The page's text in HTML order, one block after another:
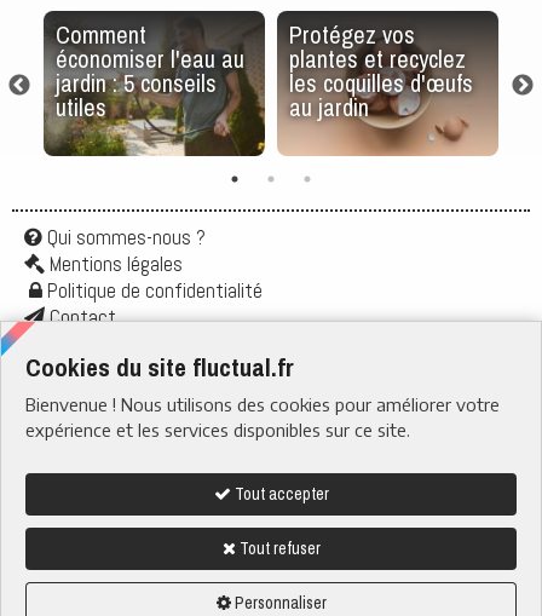
Cookies du site fluctual.fr
Bienvenue ! Nous utilisons des cookies pour améliorer votre
expérience et les services disponibles sur ce site.
Tout accepter
Tout refuser
Personnaliser
Comment
économiser l'eau au
jardin : 5 conseils
utiles
Protégez vos
plantes et recyclez
les coquilles d'œufs
au jardin
Qui sommes-nous ?
Mentions légales
Politique de confidentialité
Contact
Flux rss
RUBRIQUES
› Actu & Société
› Quotidien
› Santé & Bien-être
› Tech & Web
fluctual.fr tous droits reservés - 2023-2026